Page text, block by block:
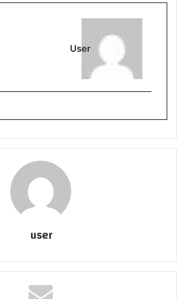
User
user